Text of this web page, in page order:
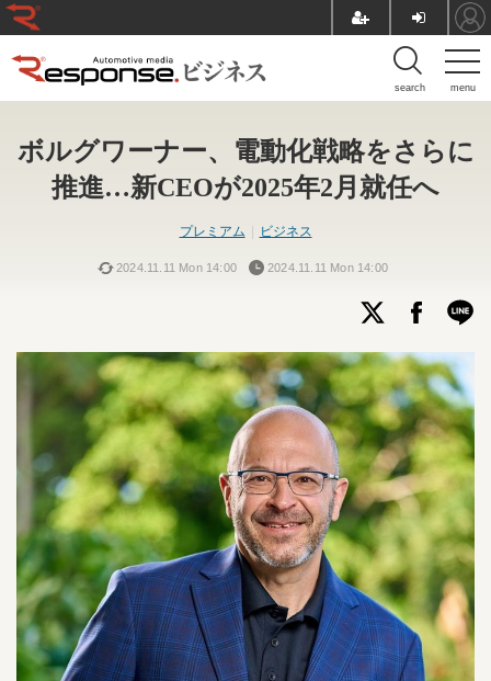
menu
search
ボルグワーナー、電動化戦略をさらに
推進…新CEOが2025年2月就任へ
プレミアム ビジネス
2024.11.11 Mon 14:00 2024.11.11 Mon 14:00